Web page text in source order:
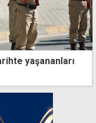
yaşananları